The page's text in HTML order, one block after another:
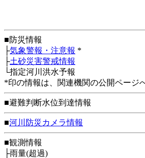
■防災情報
├気象警報・注意報 *
├土砂災害警戒情報
└指定河川洪水予報
*印の情報は、関連機関の公開ページ
■避難判断水位到達情報
■河川防災カメラ情報
■観測情報
├雨量(超過)